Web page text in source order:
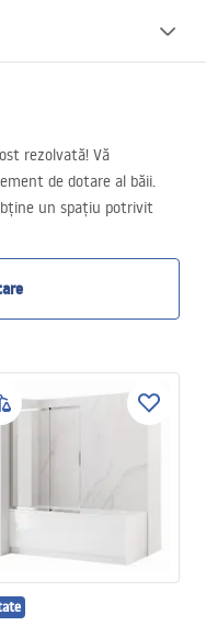
rezolvată! Vă
de dotare al băii.
un spațiu potrivit
idee pentru o
potrivește în special